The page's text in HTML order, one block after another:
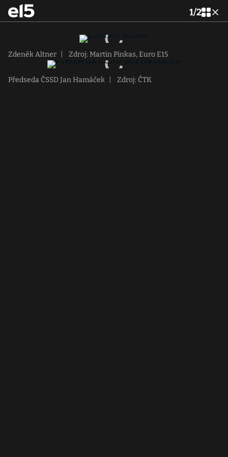
1/2
Zdeněk Altner Zdroj: Martin Pinkas, Euro E15
Předseda ČSSD Jan Hamáček Zdroj: ČTK